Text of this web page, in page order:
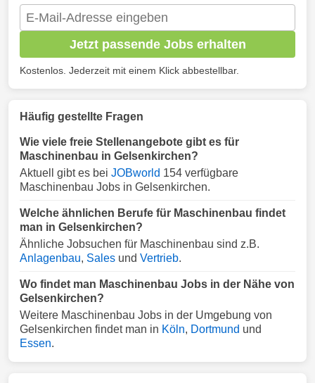
Jetzt passende Jobs erhalten
Kostenlos. Jederzeit mit einem Klick abbestellbar.
Häufig gestellte Fragen
Wie viele freie Stellenangebote gibt es für
Maschinenbau in Gelsenkirchen?
Aktuell gibt es bei JOBworld 154 verfügbare
Maschinenbau Jobs in Gelsenkirchen.
Welche ähnlichen Berufe für Maschinenbau findet
man in Gelsenkirchen?
Ähnliche Jobsuchen für Maschinenbau sind z.B.
Anlagenbau, Sales und Vertrieb.
Wo findet man Maschinenbau Jobs in der Nähe von
Gelsenkirchen?
Weitere Maschinenbau Jobs in der Umgebung von
Gelsenkirchen findet man in Köln, Dortmund und
Essen.